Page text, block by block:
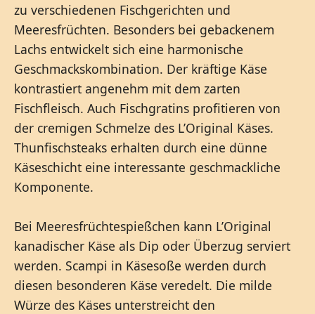
zu verschiedenen Fischgerichten und
Meeresfrüchten. Besonders bei gebackenem
Lachs entwickelt sich eine harmonische
Geschmackskombination. Der kräftige Käse
kontrastiert angenehm mit dem zarten
Fischfleisch. Auch Fischgratins profitieren von
der cremigen Schmelze des L’Original Käses.
Thunfischsteaks erhalten durch eine dünne
Käseschicht eine interessante geschmackliche
Komponente.
Bei Meeresfrüchtespießchen kann L’Original
kanadischer Käse als Dip oder Überzug serviert
werden. Scampi in Käsesoße werden durch
diesen besonderen Käse veredelt. Die milde
Würze des Käses unterstreicht den